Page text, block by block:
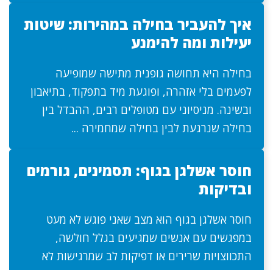
איך להעביר בחילה במהירות: שיטות
יעילות ומה להימנע
בחילה היא תחושה גופנית מתישה שמופיעה
לפעמים בלי אזהרה, ופוגעת מיד בתפקוד, בתיאבון
ובשינה. מניסיוני עם מטופלים רבים, ההבדל בין
בחילה שנרגעת לבין בחילה שמחמירה ...
חוסר אשלגן בגוף: תסמינים, גורמים
ובדיקות
חוסר אשלגן בגוף הוא מצב שאני פוגש לא מעט
במפגשים עם אנשים שמגיעים בגלל חולשה,
התכווצויות שרירים או דפיקות לב שמרגישות לא